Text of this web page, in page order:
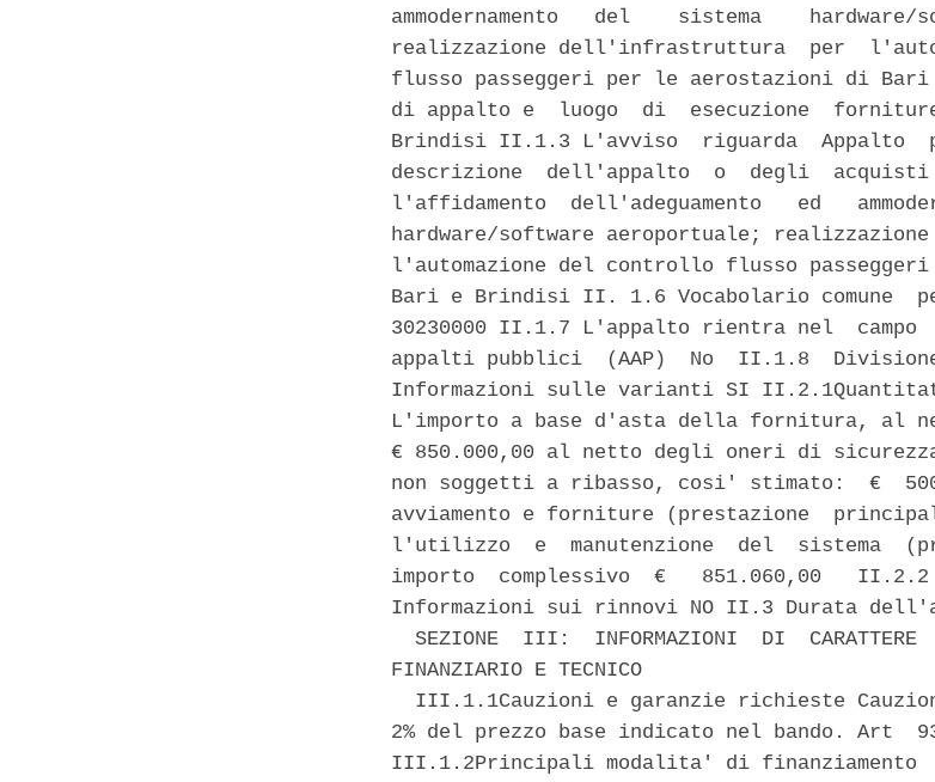
ammodernamento   del    sistema
realizzazione dell'infrastruttura  per
flusso passeggeri per le aerostazioni di
di appalto e  luogo  di  esecuzione
Brindisi II.1.3 L'avviso  riguarda  Appalto
descrizione  dell'appalto  o  degli  acquisti
l'affidamento  dell'adeguamento   ed
hardware/software aeroportuale;
l'automazione del controllo flusso
Bari e Brindisi II. 1.6 Vocabolario comune
30230000 II.1.7 L'appalto rientra nel
appalti pubblici  (AAP)  No  II.1.8
Informazioni sulle varianti SI
L'importo a base d'asta della fornitura, al
€ 850.000,00 al netto degli oneri di
non soggetti a ribasso, cosi' stimato:  €
avviamento e forniture (prestazione
l'utilizzo  e  manutenzione  del  sistema
importo  complessivo  €   851.060,00
Informazioni sui rinnovi NO II.3 Durata
SEZIONE  III:  INFORMAZIONI  DI  CARATTERE
FINANZIARIO E TECNICO
III.1.1Cauzioni e garanzie richieste
2% del prezzo base indicato nel bando. Art
III.1.2Principali modalita' di